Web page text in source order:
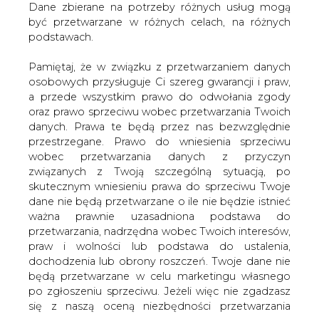
Dane zbierane na potrzeby różnych usług mogą
być przetwarzane w różnych celach, na różnych
podstawach.
Pamiętaj, że w związku z przetwarzaniem danych
osobowych przysługuje Ci szereg gwarancji i praw,
a przede wszystkim prawo do odwołania zgody
oraz prawo sprzeciwu wobec przetwarzania Twoich
danych. Prawa te będą przez nas bezwzględnie
przestrzegane. Prawo do wniesienia sprzeciwu
wobec przetwarzania danych z przyczyn
związanych z Twoją szczególną sytuacją, po
skutecznym wniesieniu prawa do sprzeciwu Twoje
dane nie będą przetwarzane o ile nie będzie istnieć
ważna prawnie uzasadniona podstawa do
przetwarzania, nadrzędna wobec Twoich interesów,
praw i wolności lub podstawa do ustalenia,
dochodzenia lub obrony roszczeń. Twoje dane nie
będą przetwarzane w celu marketingu własnego
po zgłoszeniu sprzeciwu. Jeżeli więc nie zgadzasz
się z naszą oceną niezbędności przetwarzania
Statoil połączy się z Norsk Hydro
Statoil przejmie część naftowo-gazową
Norsk Hydro. W ten sposób powstaje
jeden z największych koncernów
naftowych świata, którego wartość
wyniesie 92 mld dolarów &#8211;
informuje Rzeczpospolita.
Wczoraj firmy ogłosiły plan połączenia i wymiany akcji. Po
połączeniu będą kontrolować 70 proc. produkcji ropy w
Norwegii, która jest trzecim eksporterem tego surowca
na świecie. Nowy koncern będzie dostarczał 1,9 mln
baryłek ropy dziennie, a jego rezerwy szacuje się na 6,3
mld baryłek.